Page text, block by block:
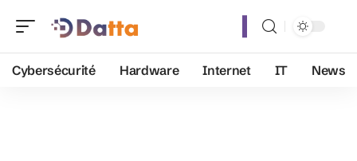
Cybersécurité Hardware Internet IT News